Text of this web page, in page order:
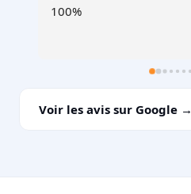
recommande !
Voir les avis sur Google →